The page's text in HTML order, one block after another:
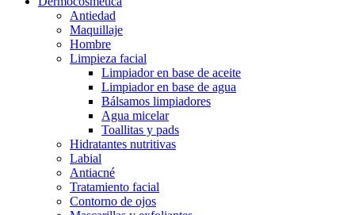
Antiedad
Maquillaje
Hombre
Limpieza facial
Limpiador en base de aceite
Limpiador en base de agua
Bálsamos limpiadores
Agua micelar
Toallitas y pads
Hidratantes nutritivas
Labial
Antiacné
Tratamiento facial
Contorno de ojos